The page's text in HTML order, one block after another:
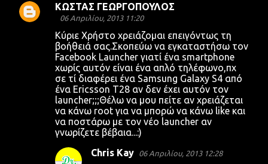
ΚΩΣΤΑΣ ΓΕΩΡΓΟΠΟΥΛΟΣ
06 Απριλίου, 2013 11:20
Κύριε Χρήστο χρειάζομαι επειγόντως τη
βοήθειά σας.Σκοπεύω να εγκαταστήσω τον
Facebook Launcher γιατί ένα smartphone
χωρίς αυτόν είναι ένα απλό τηλέφωνο,πχ
σε τί διαφέρει ένα Samsung Galaxy S4 από
ένα Ericsson T28 αν δεν έχει αυτόν τον
launcher;;;Θέλω να μου πείτε αν χρειάζεται
να κάνω root για να μπορώ να κάνω like και
να ποστάρω με τον νέο launcher αν
γνωρίζετε βέβαια...:)
Chris Kay 06 Απριλίου, 2013 12:28